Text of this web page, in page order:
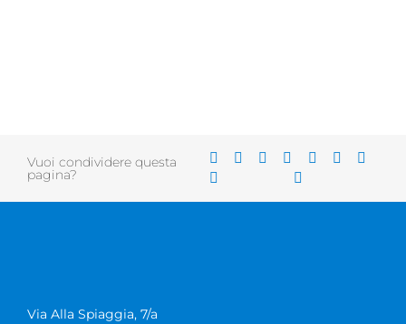
Vuoi condividere questa
pagina?
Via Alla Spiaggia, 7/a